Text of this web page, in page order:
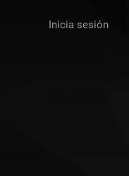
Inicia sesión